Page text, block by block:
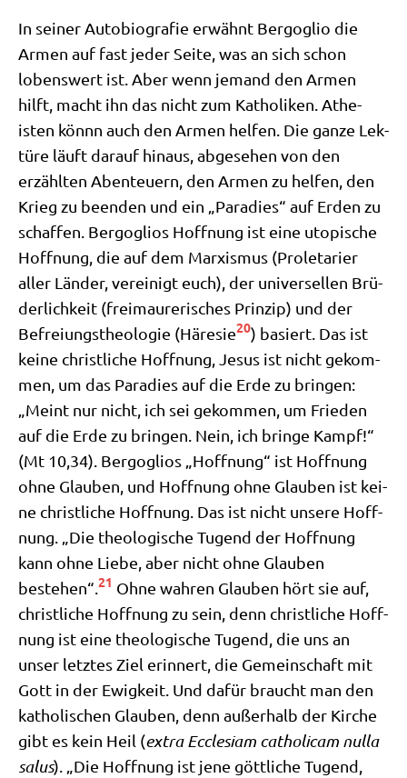
In sei­ner Auto­bio­gra­fie erwähnt Berg­o­glio die
Armen auf fast jeder Sei­te, was an sich schon
lobens­wert ist. Aber wenn jemand den Armen
hilft, macht ihn das nicht zum Katho­li­ken. Athe­
isten könnn auch den Armen hel­fen. Die gan­ze Lek­
tü­re läuft dar­auf hin­aus, abge­se­hen von den
erzähl­ten Aben­teu­ern, den Armen zu hel­fen, den
Krieg zu been­den und ein „Para­dies“ auf Erden zu
schaf­fen. Berg­o­gli­os Hoff­nung ist eine uto­pi­sche
Hoff­nung, die auf dem Mar­xis­mus (Pro­le­ta­ri­er
aller Län­der, ver­ei­nigt euch), der uni­ver­sel­len Brü­
der­lich­keit (frei­mau­re­ri­sches Prin­zip) und der
Befrei­ungs­theo­lo­gie (Häre­sie20) basiert. Das ist
kei­ne christ­li­che Hoff­nung, Jesus ist nicht gekom­
men, um das Para­dies auf die Erde zu brin­gen:
„Meint nur nicht, ich sei gekom­men, um Frie­den
auf die Erde zu brin­gen. Nein, ich brin­ge Kampf!“
(Mt 10,34). Berg­o­gli­os „Hoff­nung“ ist Hoff­nung
ohne Glau­ben, und Hoff­nung ohne Glau­ben ist kei­
ne christ­li­che Hoff­nung. Das ist nicht unse­re Hoff­
nung. „Die theo­lo­gi­sche Tugend der Hoff­nung
kann ohne Lie­be, aber nicht ohne Glau­ben
bestehen“.21 Ohne wah­ren Glau­ben hört sie auf,
christ­li­che Hoff­nung zu sein, denn christ­li­che Hoff­
nung ist eine theo­lo­gi­sche Tugend, die uns an
unser letz­tes Ziel erin­nert, die Gemein­schaft mit
Gott in der Ewig­keit. Und dafür braucht man den
katho­li­schen Glau­ben, denn außer­halb der Kir­che
gibt es kein Heil (extra Eccle­si­am catho­li­cam nulla
salus). „Die Hoff­nung ist jene gött­li­che Tugend,